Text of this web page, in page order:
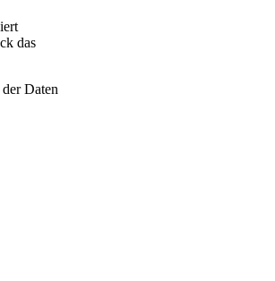
das
Daten